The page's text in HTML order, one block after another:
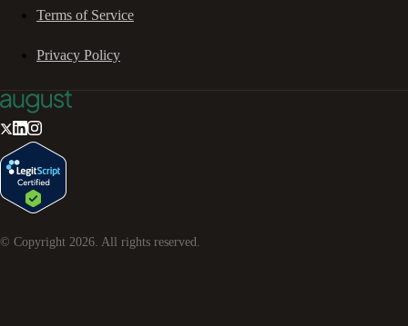
Terms of Service
Privacy Policy
© Copyright 2026 . All rights reserved.